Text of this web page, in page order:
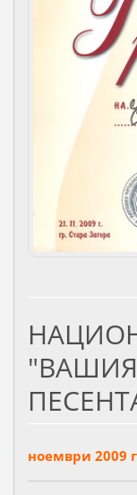
ноември 2009